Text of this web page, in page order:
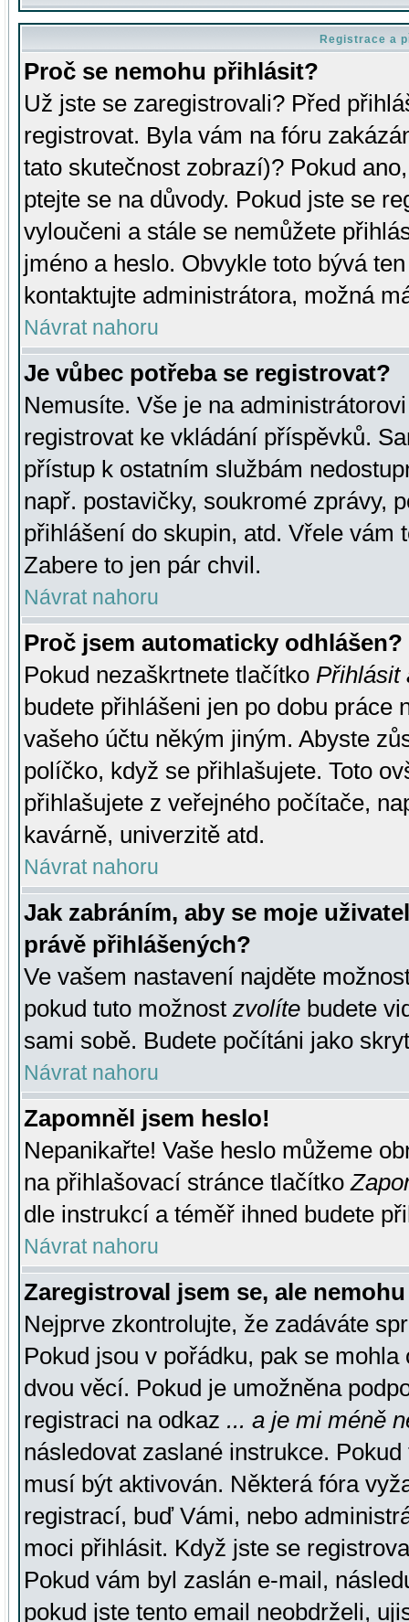
Registrace a
Proč se nemohu přihlásit?
Už jste se zaregistrovali? Před
registrovat. Byla vám na fóru
tato skutečnost zobrazí)? Pokud
ptejte se na důvody. Pokud jste se
vyloučeni a stále se nemůžete
jméno a heslo. Obvykle toto bývá
kontaktujte administrátora, možná
Návrat nahoru
Je vůbec potřeba se registrovat?
Nemusíte. Vše je na
registrovat ke vkládání příspěvků.
přístup k ostatním službám
např. postavičky, soukromé zprávy,
přihlášení do skupin, atd. Vřele vám
Zabere to jen pár chvil.
Návrat nahoru
Proč jsem automaticky odhlášen?
Pokud nezaškrtnete tlačítko Přihlásit
budete přihlášeni jen po dobu práce
vašeho účtu někým jiným. Abyste
políčko, když se přihlašujete. Toto
přihlašujete z veřejného počítače,
kavárně, univerzitě atd.
Návrat nahoru
Jak zabráním, aby se moje
právě přihlášených?
Ve vašem nastavení najděte
pokud tuto možnost zvolíte budete
sami sobě. Budete počítáni jako
Návrat nahoru
Zapomněl jsem heslo!
Nepanikařte! Vaše heslo můžeme
na přihlašovací stránce tlačítko
dle instrukcí a téměř ihned budete
Návrat nahoru
Zaregistroval jsem se, ale
Nejprve zkontrolujte, že zadáváte
Pokud jsou v pořádku, pak se
dvou věcí. Pokud je umožněna
registraci na odkaz ... a je mi méně
následovat zaslané instrukce.
musí být aktivován. Některá fóra
registrací, buď Vámi, nebo
moci přihlásit. Když jste se
Pokud vám byl zaslán e-mail,
pokud jste tento email neobdrželi,